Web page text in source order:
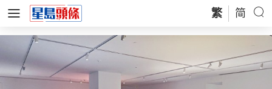
繁 简